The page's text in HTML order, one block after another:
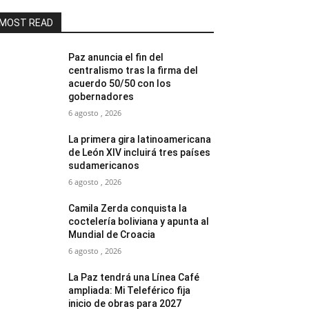
READ
Paz anuncia el fin del
centralismo tras la firma del
acuerdo 50/50 con los
gobernadores
6 agosto , 2026
La primera gira latinoamericana
de León XIV incluirá tres países
sudamericanos
6 agosto , 2026
Camila Zerda conquista la
coctelería boliviana y apunta al
Mundial de Croacia
6 agosto , 2026
La Paz tendrá una Línea Café
ampliada: Mi Teleférico fija
inicio de obras para 2027